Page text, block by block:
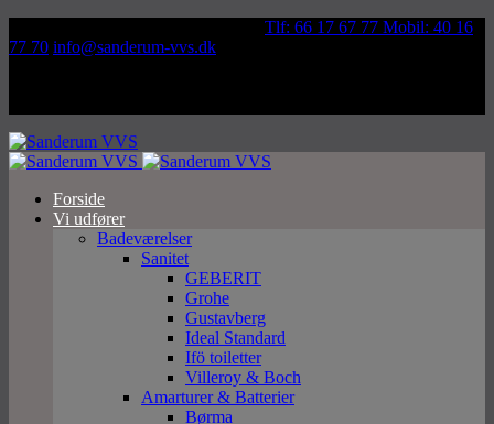
Tlf: 66 17 67 77 Mobil: 40 16
77 70 info@sanderum-vvs.dk
Forside
Vi udfører
Badeværelser
Sanitet
GEBERIT
Grohe
Gustavberg
Ideal Standard
Ifö toiletter
Villeroy & Boch
Amarturer & Batterier
Børma